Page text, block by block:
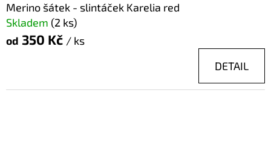
Merino šátek - slintáček Karelia red
Skladem (2 ks)
od 350 Kč / ks
DETAIL